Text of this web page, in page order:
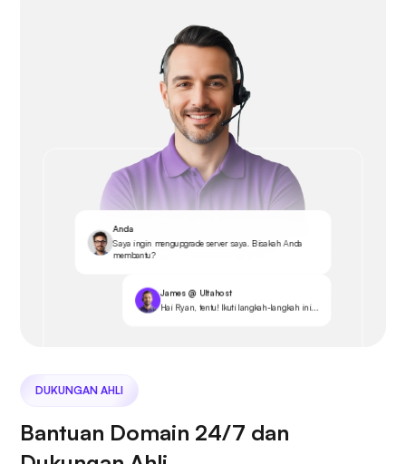
Anda
Saya ingin mengupgrade server saya. Bisakah Anda
membantu?
James @ Ultahost
Hai Ryan, tentu! Ikuti langkah-langkah ini...
DUKUNGAN AHLI
Bantuan Domain 24/7 dan